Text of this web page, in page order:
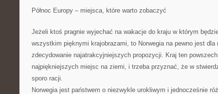
Północ Europy – miejsca, które warto zobaczyć
Jeżeli ktoś pragnie wyjechać na wakacje do kraju w którym
wszystkim pięknymi krajobrazami, to Norwegia na pewno jest dla
zdecydowanie najatrakcyjniejszych propozycji. Kraj ten
najpiękniejszych miejsc na ziemi, i trzeba przyznać, że w
sporo racji.
Norwegia jest państwem o niezwykle urokliwym i jednocześnie